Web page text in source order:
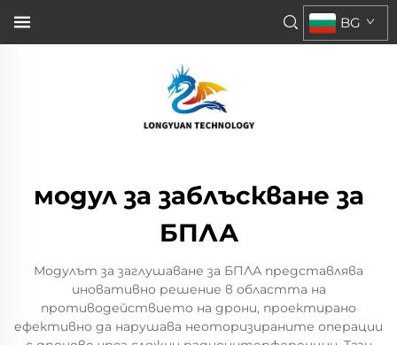
BG
модул за заблъскване за
БПЛА
Модулът за заглушаване за БПЛА представлява
иновативно решение в областта на
противодействието на дрони, проектирано
ефективно да нарушава неоторизираните операции